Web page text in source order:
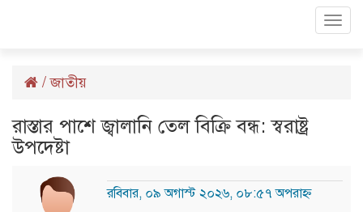
/জাতীয়
রাস্তার পাশে জ্বালানি তেল বিক্রি বন্ধ: স্বরাষ্ট্র
উপদেষ্টা
রবিবার, ০৯ অগাস্ট ২০২৬, ০৮:৫৭ অপরাহ্ন